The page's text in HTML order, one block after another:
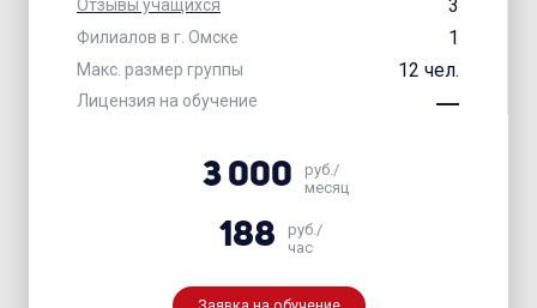
Отзывы учащихся 3
Филиалов в г. Омске 1
Макс. размер группы 12 чел.
Лицензия на обучение
3 000
руб./
месяц
188
руб./
час